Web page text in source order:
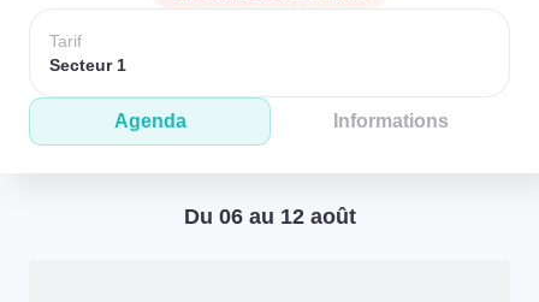
Tarif
Secteur 1
Agenda Informations
Du 06 au 12 août